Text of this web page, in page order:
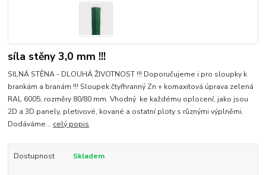
síla stěny 3,0 mm !!!
SILNÁ STĚNA - DLOUHÁ ŽIVOTNOST !!! Doporučujeme i pro sloupky k
brankám a branám !!! Sloupek čtyřhranný Zn + komaxitová úprava zelená
RAL 6005, rozměry 80/80 mm. Vhodný ke každému oplocení, jako jsou
2D a 3D panely, pletivové, kované a ostatní ploty s různými výplněmi.
Dodáváme... celý popis
Dostupnost Skladem